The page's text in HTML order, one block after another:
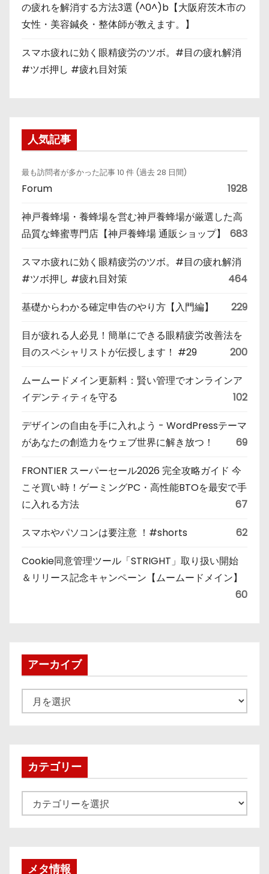
の疲れを解消する方法3選 (^0^)b【大阪府茨木市の
女性・美容鍼灸・整体師が教えます。】
スマホ疲れに効く眼精疲労のツボ。#目の疲れ解消
#ツボ押し #疲れ目対策
人気記事
最も訪問者が多かった記事 10 件 (過去 28 日間)
Forum 1928
神戸養蜂場・養蜂場を営む神戸養蜂場が厳選した高
品質な蜂蜜専門店【神戸養蜂場 通販ショップ】
683
スマホ疲れに効く眼精疲労のツボ。#目の疲れ解消
#ツボ押し #疲れ目対策
464
基礎からわかる確定申告のやり方【入門編】 229
目が疲れる人必見！簡単にできる眼精疲労改善法を
目のスペシャリストが伝授します！ #29
200
ムームードメイン更新料：賢い管理でオンラインア
イデンティティを守る
102
デザインの自由を手に入れよう - WordPressテーマ
があなたの創造力をウェブ世界に解き放つ！
69
FRONTIER スーパーセール2026 完全攻略ガイド 今
こそ買い時！ゲーミングPC・高性能BTOを最安で手
に入れる方法
67
スマホやパソコンは要注意 ！#shorts 62
Cookie同意管理ツール「STRIGHT」取り扱い開始
＆リリース記念キャンペーン【ムームードメイン】
60
アーカイブ
ー
ブカテゴリー
テ
メタ情報